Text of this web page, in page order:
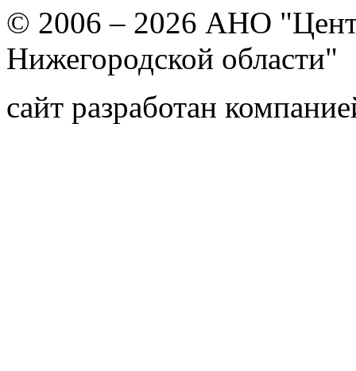
© 2006 – 2026 АНО
Нижегородской области"
сайт разработан